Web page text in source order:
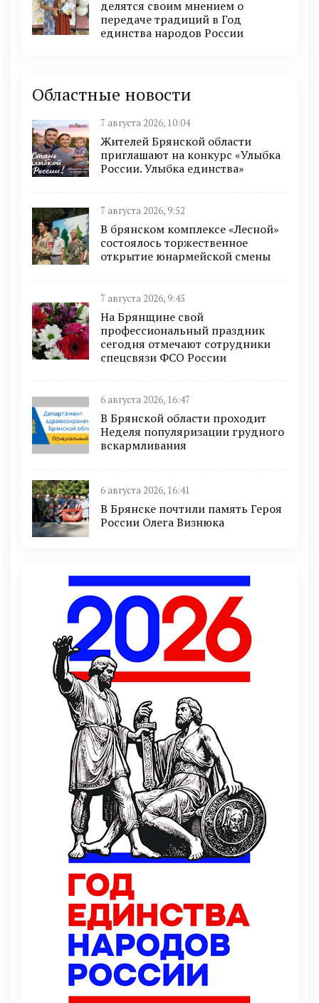
делятся своим мнением о
передаче традиций в Год
единства народов России
Областные новости
7 августа 2026, 10:04
Жителей Брянской области
приглашают на конкурс «Улыбка
России. Улыбка единства»
7 августа 2026, 9:52
В брянском комплексе «Лесной»
состоялось торжественное
открытие юнармейской смены
7 августа 2026, 9:45
На Брянщине свой
профессиональный праздник
сегодня отмечают сотрудники
спецсвязи ФСО России
6 августа 2026, 16:47
В Брянской области проходит
Неделя популяризации грудного
вскармливания
6 августа 2026, 16:41
В Брянске почтили память Героя
России Олега Визнюка